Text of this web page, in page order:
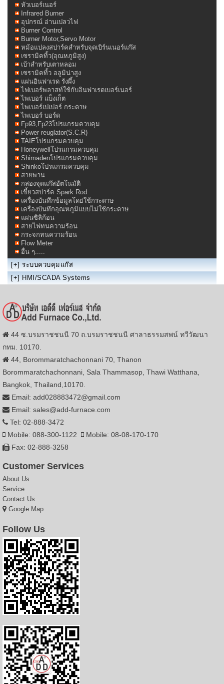
หัวเบอร์เนอร์
Infrared Burner
อุปกรณ์ อ่านเปลวไฟ
Burner Control
Burner Motor,Servo Motor
หม้อแปลงสปาร์คสำหรับจุดเบิร์นเนอร์แก๊ส
เซรามิคทิ้ว(อุณหภูมิสูง)
เบ้าสำหรับเตาหลอม
เซรามิคทิ้ว อลูมิน่าสูง
แผ่นอินฟาเรด รังผึ้ง
ไฟเบอร์พลาสท์ใช้กับอินฟาเรดเบอร์เนอร์
ไพเบอร์ แบ็งเก็ต
ไพเบอร์เปเปอร์ กระดาษ
ไพเบอร์ บอร์ด
Fp93,Fp23โปรแกรมควบคุม
Power reuglator(S.C.R)
TAIEโปรแกรมควบคุม
Honeywellโปรแกรมควบคุม
Shimadenโปรแกรมควบคุม
Shinkoโปรแกรมควบคุม
สายพาน
กล่องจุดแก๊สอัตโนมัติ
เขี้ยวสปาร์ค Spark Rod
เครื่องบันทึกข้อมูลโดย่ใช้กระดาษ
เครื่องบันทึกอุณหภูมิแบบไม่ใช้กระดาษ
แผ่นซิลิก้อน
สายไฟทนความร้อน
กระจกทนความร้อน
Flow Meter
อื่น ๆ.....
[+] ระบบควบคุมแก๊ส
[+] HMI/SCADA Systems
44 ซ.บรมราชชนนี 70 ถ.บรมราชชนนี ศาลาธรรมสพน์ ทวีวัฒนา
กทม. 10170.
44, Borommaratchachonnani 70, Thanon
Borommaratchachonnani, Sala Thammasop, Thawi Watthana,
Bangkok, Thailand,10170.
Email: add028883472@gmail.com
Email: sales@add-furnace.com
Tel: 02-888-3472
Mobile: 088-300-1122
Mobile: 08-08-170-170
Fax: 02-888-3258
Customer Services
About Us
Service
Contact Us
Google Map
Follow Us